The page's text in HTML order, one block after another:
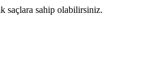
saçlara sahip olabilirsiniz.